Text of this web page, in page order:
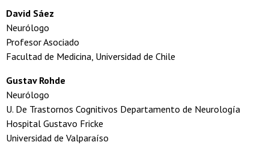
David Sáez
Neurólogo
Profesor Asociado
Facultad de Medicina, Universidad de Chile
Gustav Rohde
Neurólogo
U. De Trastornos Cognitivos Departamento de Neurología
Hospital Gustavo Fricke
Universidad de Valparaíso